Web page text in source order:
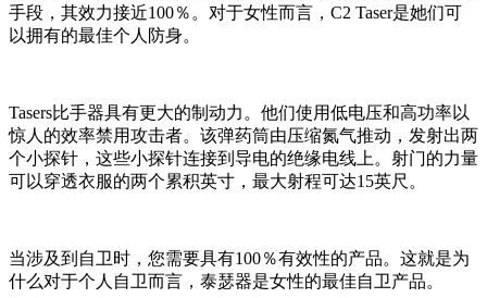
手段，其效力接近100％。对于女性而言，C2 Taser是她们可
以拥有的最佳个人防身。
Tasers比手器具有更大的制动力。他们使用低电压和高功率以
惊人的效率禁用攻击者。该弹药筒由压缩氮气推动，发射出两
个小探针，这些小探针连接到导电的绝缘电线上。射门的力量
可以穿透衣服的两个累积英寸，最大射程可达15英尺。
当涉及到自卫时，您需要具有100％有效性的产品。这就是为
什么对于个人自卫而言，泰瑟器是女性的最佳自卫产品。